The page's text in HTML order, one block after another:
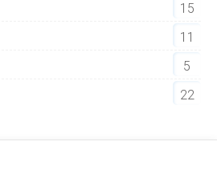
15
11
5
22